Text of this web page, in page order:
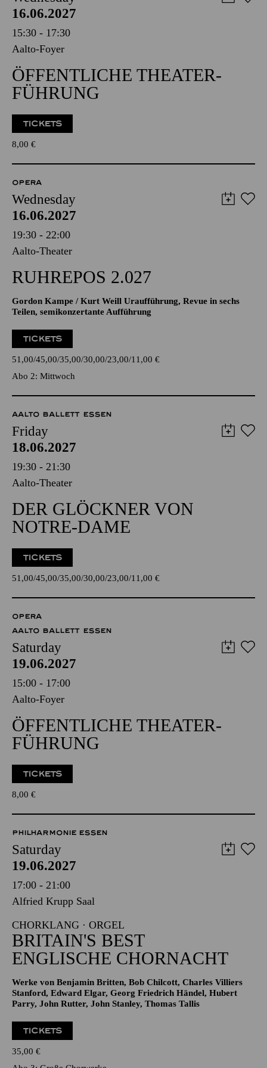
16.06.2027
15:30 - 17:30
Aalto-Foyer
ÖFFENTLICHE THEATER­
FÜHRUNG
TICKETS
8,00 €
OPERA
Wednesday
16.06.2027
19:30 - 22:00
Aalto-Theater
RUHREPOS 2.027
Gordon Kampe / Kurt Weill Uraufführung, Revue in sechs
Teilen, semikonzertante Aufführung
TICKETS
51,00 45,00 35,00 30,00 23,00 11,00 €
Abo 2: Mittwoch
AALTO BALLETT ESSEN
Friday
18.06.2027
19:30 - 21:30
Aalto-Theater
DER GLÖCKNER VON
NOTRE-DAME
TICKETS
51,00 45,00 35,00 30,00 23,00 11,00 €
OPERA
AALTO BALLETT ESSEN
Saturday
19.06.2027
15:00 - 17:00
Aalto-Foyer
ÖFFENTLICHE THEATER­
FÜHRUNG
TICKETS
8,00 €
PHILHARMONIE ESSEN
Saturday
19.06.2027
17:00 - 21:00
Alfried Krupp Saal
CHORKLANG · ORGEL
BRITAIN'S BEST
ENGLISCHE CHORNACHT
Werke von Benjamin Britten, Bob Chilcott, Charles Villiers
Stanford, Edward Elgar, Georg Friedrich Händel, Hubert
Parry, John Rutter, John Stanley, Thomas Tallis
TICKETS
35,00 €